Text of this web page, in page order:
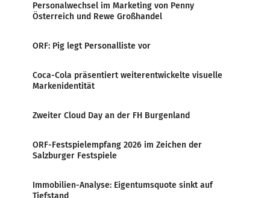
Personalwechsel im Marketing von Penny
Österreich und Rewe Großhandel
ORF: Pig legt Personalliste vor
Coca-Cola präsentiert weiterentwickelte visuelle
Markenidentität
Zweiter Cloud Day an der FH Burgenland
ORF-Festspielempfang 2026 im Zeichen der
Salzburger Festspiele
Immobilien-Analyse: Eigentumsquote sinkt auf
Tiefstand